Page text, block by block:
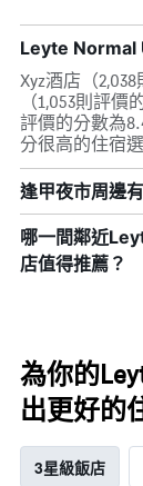
Leyte Normal
Xyz酒店（
（1,053則評
評價的分數為
分很高的住宿
逢甲夜市周邊
哪一間鄰近
店值得推薦？
為你的
出更好的
3星級飯店